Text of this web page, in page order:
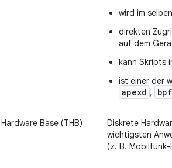
wird im
direkten
auf dem
kann Skripts
ist einer der
apexd ,
Base (THB)
Diskrete
wichtigsten
(z. B. Mobilfunk-